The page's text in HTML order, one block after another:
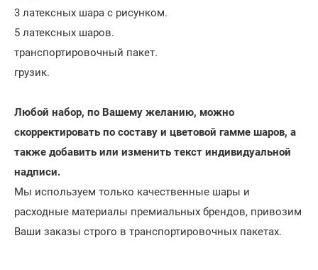
3 латексных шара с рисунком.
5 латексных шаров.
транспортировочный пакет.
грузик.
Любой набор, по Вашему желанию, можно
скорректировать по составу и цветовой гамме шаров, а
также добавить или изменить текст индивидуальной
надписи.
Мы используем только качественные шары и
расходные материалы премиальных брендов, привозим
Ваши заказы строго в транспортировочных пакетах.